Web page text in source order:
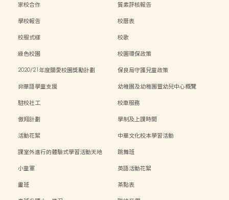
家校合作
質素評核報告
學校報告
校曆表
校服式樣
校歌
綠色校園
校園環保政策
2020/21年度關愛校園獎勵計劃
保良局守護兒童政策
非華語學童支援
幼稚園及幼稚園暨幼兒中心概覽
駐校社工
校車服務
傲翔計劃
學制及上課時間
活動花絮
中華文化校本學習活動
課室外進行的體驗式學習活動天地
跳舞班
小童軍
英語活動花絮
畫班
茶點表